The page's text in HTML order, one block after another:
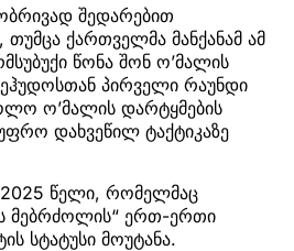
შედარებით
ქართველმა მანქანამ ამ
წონა შონ ო’მალის
პირველი რაუნდი
ო’მალის დარტყმების
დახვეწილ ტაქტიკაზე
2025 წელი, რომელმაც
მებრძოლის“ ერთ-ერთი
სტატუსი მოუტანა.